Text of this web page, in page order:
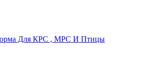
Для КРС , МРС И Птицы